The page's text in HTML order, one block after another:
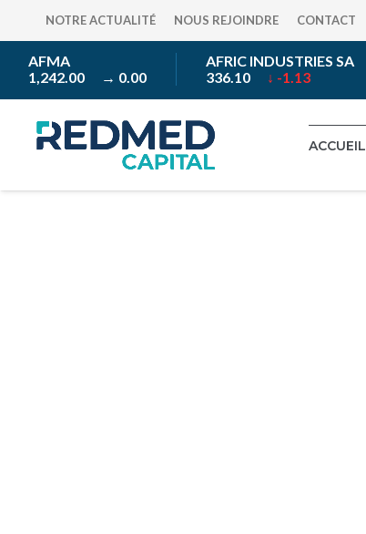
NOTRE ACTUALITÉ NOUS REJOINDRE CONTACT
AFMA
1,242.00→ 0.00
AFRIC INDUSTRIES SA
336.10↓ -1.13
ACCUEIL